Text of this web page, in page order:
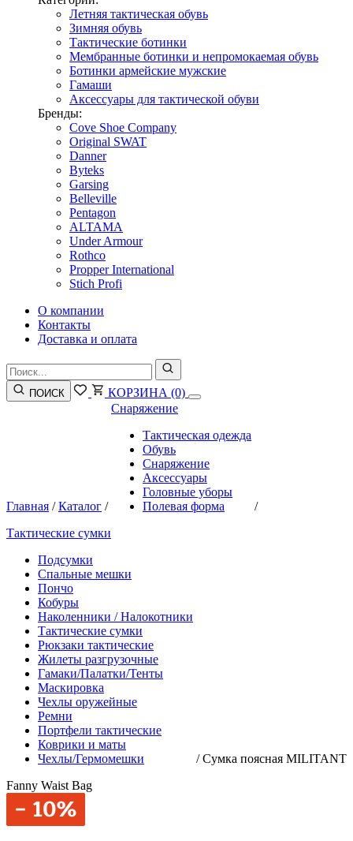
Летняя тактическая обувь
Зимняя обувь
Тактические ботинки
Мембранные ботинки и непромокаемая обувь
Ботинки армейские мужские
Гамаши
Аксессуары для тактической обуви
Бренды:
Cove Shoe Company
Original SWAT
Danner
Byteks
Garsing
Belleville
Pentagon
ALTAMA
Under Armour
Rothco
Propper International
Stich Profi
О компании
Контакты
Доставка и оплата
ПОИСК КОРЗИНА (0)
Главная /Каталог /
Снаряжение
Тактическая одежда
Обувь
Снаряжение
Аксессуары
Головные уборы
Полевая форма
/
Тактические сумки
Подсумки
Спальные мешки
Пончо
Кобуры
Наколенники / Налокотники
Тактические сумки
Рюкзаки тактические
Жилеты разгрузочные
Гамаки/Палатки/Тенты
Маскировка
Чехлы оружейные
Ремни
Портфели тактические
Коврики и маты
Чехлы/Гермомешки
/Сумка поясная MILITANT
Fanny Waist Bag